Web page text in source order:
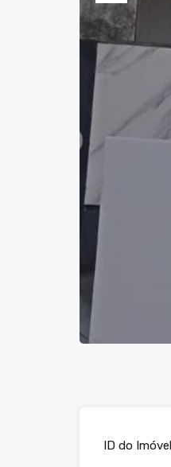
Previous
ID do